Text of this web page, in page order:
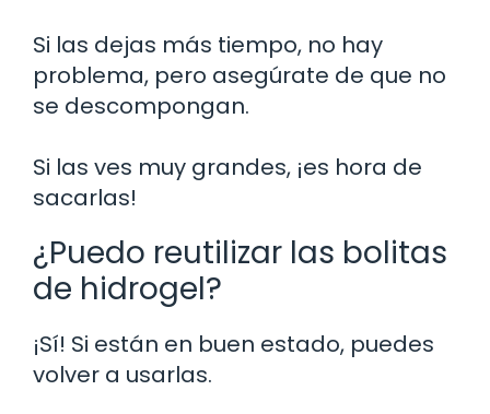
Si las dejas más tiempo, no hay
problema, pero asegúrate de que no
se descompongan.
Si las ves muy grandes, ¡es hora de
sacarlas!
¿Puedo reutilizar las bolitas
de hidrogel?
¡Sí! Si están en buen estado, puedes
volver a usarlas.